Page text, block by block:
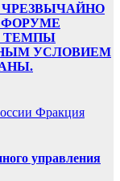
ЧРЕЗВЫЧАЙНО
ФОРУМЕ
ТЕМПЫ
УСЛОВИЕМ
Фракция
управления